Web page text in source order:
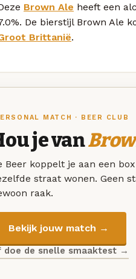
Brown Ale heeft een
De bierstijl Brown Ale
Brittanië.
MATCH · BEER CLUB
je van
Beer koppelt je aan een
straat wonen. Geen
raak.
Bekijk jouw match →
doe de snelle smaaktest →